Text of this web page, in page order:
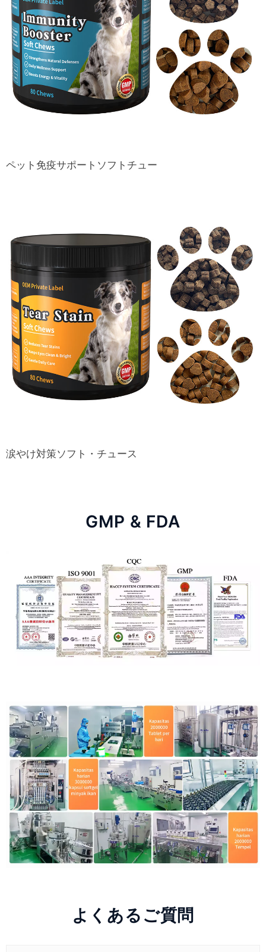
ペット免疫サポートソフトチュー
涙やけ対策ソフト・チュース
GMP & FDA
よくあるご質問